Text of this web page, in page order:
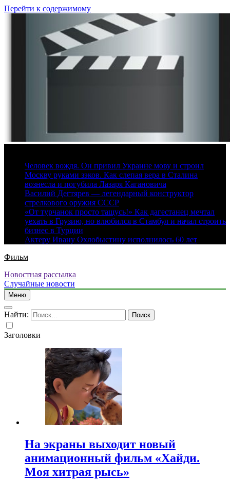
Перейти к содержимому
Человек вождя. Он привил Украине мову и строил
Москву руками зэков. Как слепая вера в Сталина
вознесла и погубила Лазаря Кагановича
Василий Дегтярев — легендарный конструктор
стрелкового оружия СССР
«От турчанок просто тащусь!» Как дагестанец мечтал
уехать в Грузию, но влюбился в Стамбул и начал строить
бизнес в Турции
Актеру Ивану Охлобыстину исполнилось 60 лет
Фильм
Новостная рассылка
Случайные новости
Меню
Найти:
Заголовки
На экраны выходит новый
анимационный фильм «Хайди.
Моя хитрая рысь»